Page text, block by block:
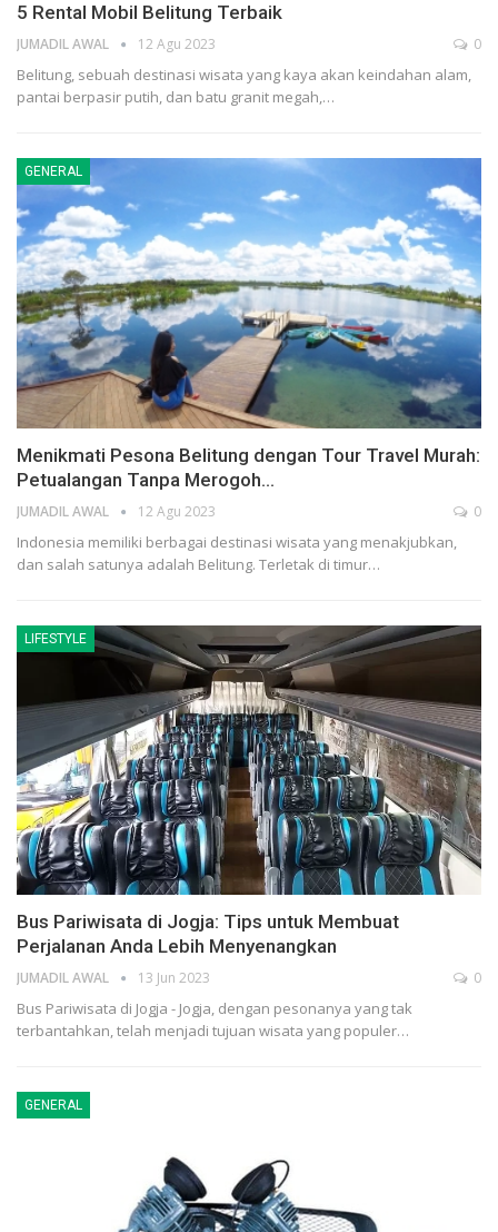
5 Rental Mobil Belitung Terbaik
JUMADIL AWAL 12 Agu 2023 0
Belitung, sebuah destinasi wisata yang kaya akan keindahan alam,
pantai berpasir putih, dan batu granit megah,…
GENERAL
Menikmati Pesona Belitung dengan Tour Travel Murah:
Petualangan Tanpa Merogoh…
JUMADIL AWAL 12 Agu 2023 0
Indonesia memiliki berbagai destinasi wisata yang menakjubkan,
dan salah satunya adalah Belitung. Terletak di timur…
LIFESTYLE
Bus Pariwisata di Jogja: Tips untuk Membuat
Perjalanan Anda Lebih Menyenangkan
JUMADIL AWAL 13 Jun 2023 0
Bus Pariwisata di Jogja - Jogja, dengan pesonanya yang tak
terbantahkan, telah menjadi tujuan wisata yang populer…
GENERAL